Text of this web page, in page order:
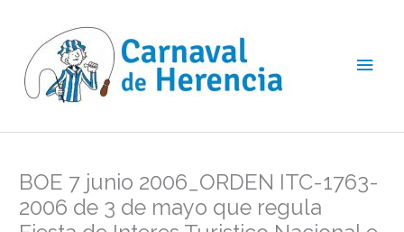
contenido
BOE 7 junio 2006_ORDEN ITC-1763-
2006 de 3 de mayo que regula